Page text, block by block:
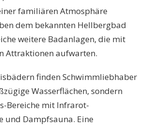
familiären Atmosphäre
dem bekannten Hellbergbad
weitere Badanlagen, die mit
Attraktionen aufwarten.
finden Schwimmliebhaber
Wasserflächen, sondern
Bereiche mit Infrarot-
und Dampfsauna. Eine